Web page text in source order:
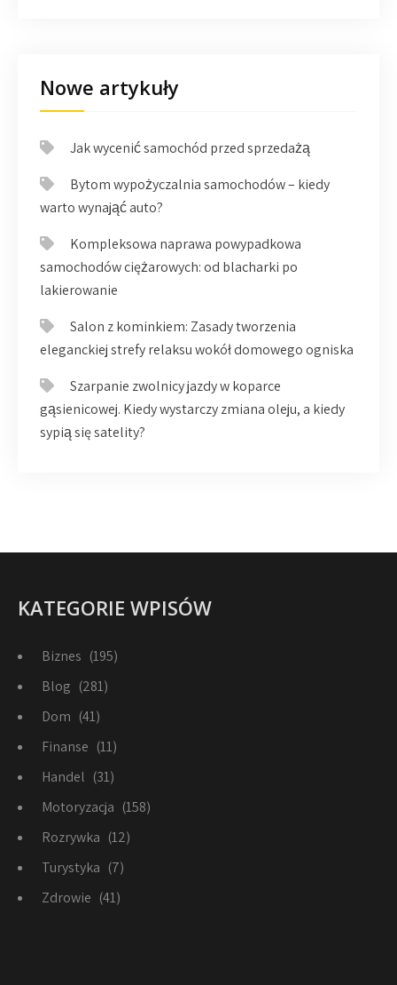
Nowe artykuły
Jak wycenić samochód przed sprzedażą
Bytom wypożyczalnia samochodów – kiedy
warto wynająć auto?
Kompleksowa naprawa powypadkowa
samochodów ciężarowych: od blacharki po
lakierowanie
Salon z kominkiem: Zasady tworzenia
eleganckiej strefy relaksu wokół domowego ogniska
Szarpanie zwolnicy jazdy w koparce
gąsienicowej. Kiedy wystarczy zmiana oleju, a kiedy
sypią się satelity?
KATEGORIE WPISÓW
Biznes (195)
Blog (281)
Dom (41)
Finanse (11)
Handel (31)
Motoryzacja (158)
Rozrywka (12)
Turystyka (7)
Zdrowie (41)